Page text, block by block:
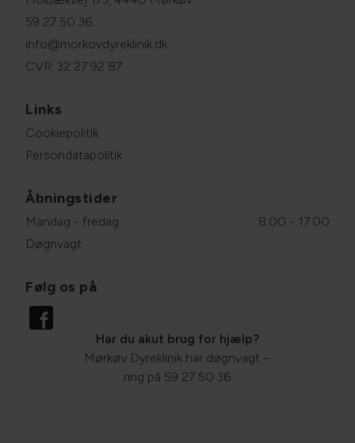
59 27 50 36
info@morkovdyreklinik.dk
CVR: 32 27 92 87
Links
Cookiepolitik
Persondatapolitik
Åbningstider
Mandag - fredag
8.00 - 17.00
Døgnvagt
Følg os på
Har du akut brug for hjælp?
Mørkøv Dyreklinik har døgnvagt –
ring på 59 27 50 36